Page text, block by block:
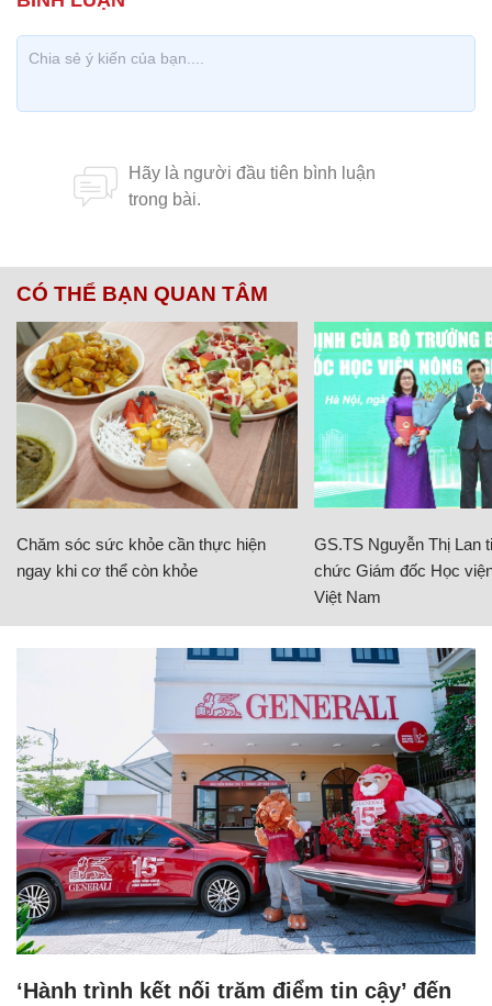
CÓ THỂ BẠN QUAN TÂM
Chăm sóc sức khỏe cần thực hiện
ngay khi cơ thể còn khỏe
GS.TS Nguyễn Thị Lan
chức Giám đốc Học
Việt Nam
‘Hành trình kết nối trăm điểm tin cậy’ đến